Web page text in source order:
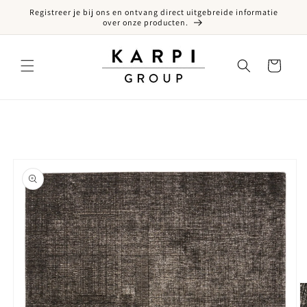
naar de content
Registreer je bij ons en ontvang direct uitgebreide informatie
over onze producten.
Winkelwagen
naar productinformatie